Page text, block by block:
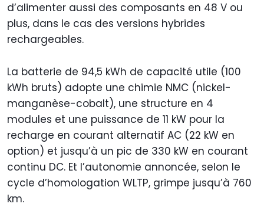
d’alimenter aussi des composants en 48 V ou
plus, dans le cas des versions hybrides
rechargeables.
La batterie de 94,5 kWh de capacité utile (100
kWh bruts) adopte une chimie NMC (nickel-
manganèse-cobalt), une structure en 4
modules et une puissance de 11 kW pour la
recharge en courant alternatif AC (22 kW en
option) et jusqu’à un pic de 330 kW en courant
continu DC. Et l’autonomie annoncée, selon le
cycle d’homologation WLTP, grimpe jusqu’à 760
km.